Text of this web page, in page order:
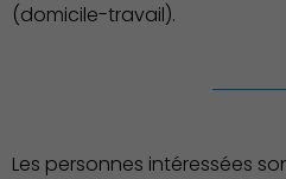
(domicile-travail).
Les personnes intéressées